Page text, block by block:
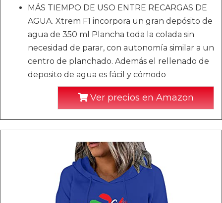
MÁS TIEMPO DE USO ENTRE RECARGAS DE
AGUA. Xtrem F1 incorpora un gran depósito de
agua de 350 ml Plancha toda la colada sin
necesidad de parar, con autonomía similar a un
centro de planchado. Además el rellenado de
deposito de agua es fácil y cómodo
Ver precios en Amazon